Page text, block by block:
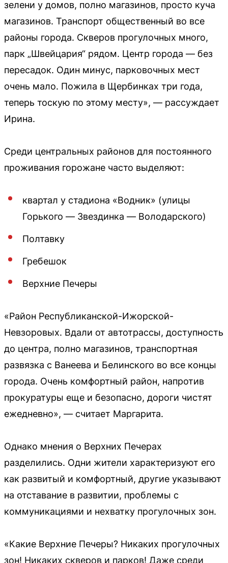
зелени у домов, полно магазинов, просто куча
магазинов. Транспорт общественный во все
районы города. Скверов прогулочных много,
парк „Швейцария“ рядом. Центр города — без
пересадок. Один минус, парковочных мест
очень мало. Пожила в Щербинках три года,
теперь тоскую по этому месту», — рассуждает
Ирина.
Среди центральных районов для постоянного
проживания горожане часто выделяют:
квартал у стадиона «Водник» (улицы
Горького — Звездинка — Володарского)
Полтавку
Гребешок
Верхние Печеры
«Район Республиканской-Ижорской-
Невзоровых. Вдали от автотрассы, доступность
до центра, полно магазинов, транспортная
развязка с Ванеева и Белинского во все концы
города. Очень комфортный район, напротив
прокуратуры еще и безопасно, дороги чистят
ежедневно», — считает Маргарита.
Однако мнения о Верхних Печерах
разделились. Одни жители характеризуют его
как развитый и комфортный, другие указывают
на отставание в развитии, проблемы с
коммуникациями и нехватку прогулочных зон.
«Какие Верхние Печеры? Никаких прогулочных
зон! Никаких скверов и парков! Даже среди